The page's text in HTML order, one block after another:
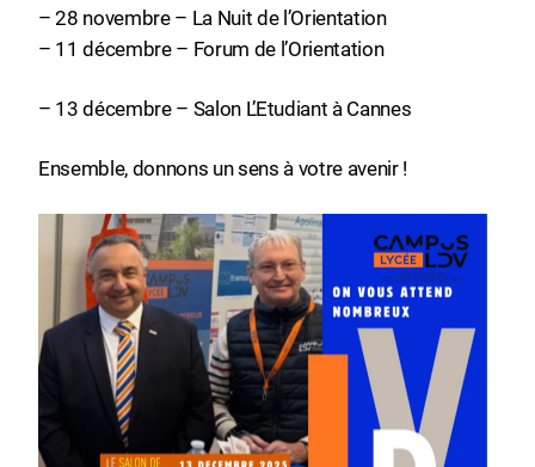
– 28 novembre – La Nuit de l’Orientation
– 11 décembre – Forum de l’Orientation
– 13 décembre – Salon L’Etudiant à Cannes
Ensemble, donnons un sens à votre avenir !